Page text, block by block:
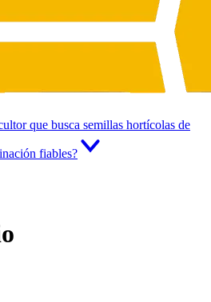
que busca semillas hortícolas de
fiables?